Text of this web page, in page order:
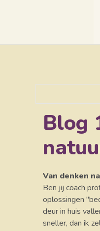
Blog
Van denken
Ben jij coach
oplossingen
deur in huis
sneller, dan ik